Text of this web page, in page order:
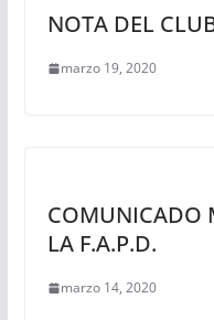
NOTA DEL
marzo 19, 2020
COMUNICADO
LA F.A.P.D.
marzo 14, 2020